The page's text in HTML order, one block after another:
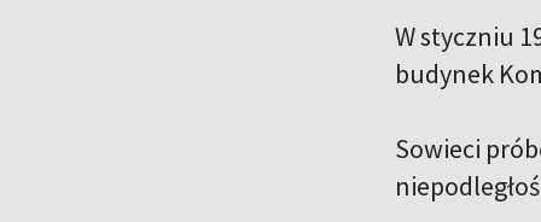
W styczniu
budynek
Sowieci